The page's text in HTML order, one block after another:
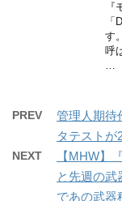
す
呼
…
PREV
管理人期待
タテストが
NEXT
【MHW】
と先週の武
であの武器